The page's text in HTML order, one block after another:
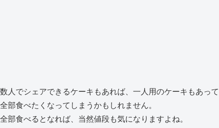
数人でシェアできるケーキもあれば、一人用のケーキもあって
全部食べたくなってしまうかもしれません。
全部食べるとなれば、当然値段も気になりますよね。